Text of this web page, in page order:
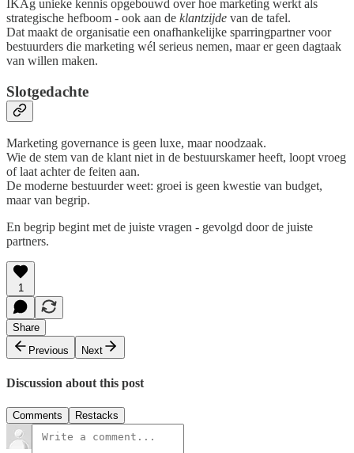
IKAg unieke kennis opgebouwd over hoe marketing werkt als
strategische hefboom - ook aan de klantzijde van de tafel.
Dat maakt de organisatie een onafhankelijke sparringpartner voor
bestuurders die marketing wél serieus nemen, maar er geen dagtaak
van willen maken.
Slotgedachte
Marketing governance is geen luxe, maar noodzaak.
Wie de stem van de klant niet in de bestuurskamer heeft, loopt vroeg
of laat achter de feiten aan.
De moderne bestuurder weet: groei is geen kwestie van budget,
maar van begrip.
En begrip begint met de juiste vragen - gevolgd door de juiste
partners.
1
Share
Previous
Next
Discussion about this post
Comments Restacks